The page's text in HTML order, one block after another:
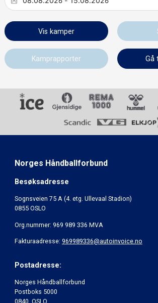
Vis kamper
Kamprapporter Gå
Norges Håndballforbund
Besøksadresse
Sognsveien 75 A (4. etg. Ullevaal Stadion)
0855 OSLO
Org.nummer: 969 989 336 MVA
Fakturaadresse: 969989336@autoinvoice.no
Postadresse:
Norges Håndballforbund
Postboks 5000
0840 OSLO